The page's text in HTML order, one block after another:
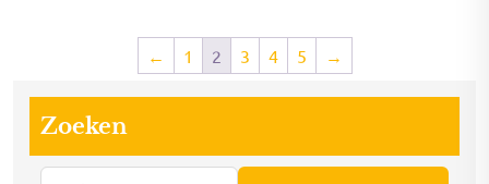
← 1 2 3 4 5 →
Zoeken